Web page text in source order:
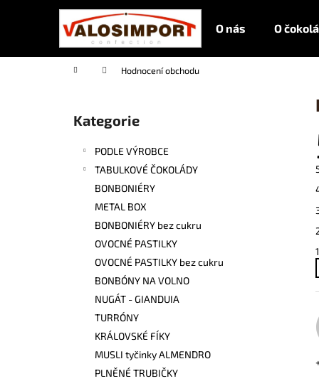
O nás O
Domů Hodnocení obchodu
Přeskočit
kategorie
Kategorie
PODLE VÝROBCE
TABULKOVÉ ČOKOLÁDY
BONBONIÉRY
METAL BOX
BONBONIÉRY bez cukru
OVOCNÉ PASTILKY
OVOCNÉ PASTILKY bez cukru
BONBÓNY NA VOLNO
NUGÁT - GIANDUIA
TURRÓNY
KRÁLOVSKÉ FÍKY
MUSLI tyčinky ALMENDRO
PLNĚNÉ TRUBIČKY
1
I
K
Zpět
do
Zpět
do
NÓMADA MLÉČNÁ ČOKOLÁDA BOX
LISBOA 50G
125 Kč